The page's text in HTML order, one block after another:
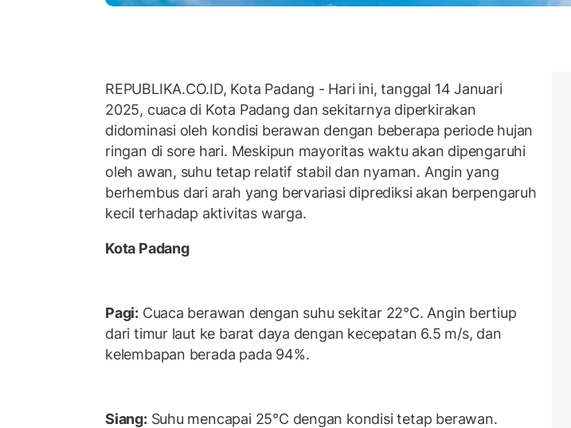
REPUBLIKA.CO.ID, Kota Padang - Hari ini, tanggal 14 Januari
2025, cuaca di Kota Padang dan sekitarnya diperkirakan
didominasi oleh kondisi berawan dengan beberapa periode hujan
ringan di sore hari. Meskipun mayoritas waktu akan dipengaruhi
oleh awan, suhu tetap relatif stabil dan nyaman. Angin yang
berhembus dari arah yang bervariasi diprediksi akan berpengaruh
kecil terhadap aktivitas warga.
Kota Padang
Pagi:Cuaca berawan dengan suhu sekitar 22°C. Angin bertiup
dari timur laut ke barat daya dengan kecepatan 6.5 m/s, dan
kelembapan berada pada 94%.
Siang:Suhu mencapai 25°C dengan kondisi tetap berawan.